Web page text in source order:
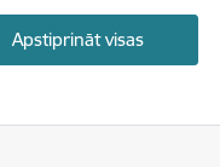
Apstiprināt visas